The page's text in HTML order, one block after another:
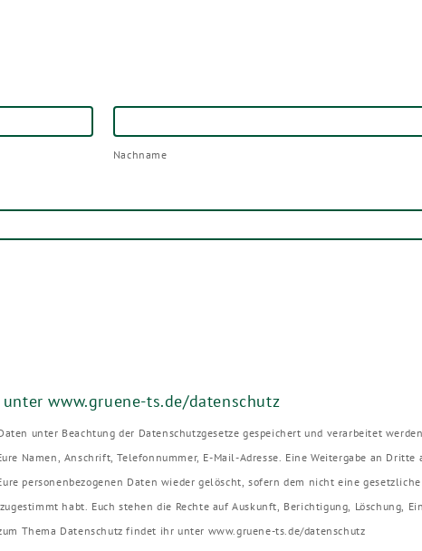
Nachname
www.gruene-ts.de/datenschutz
unter Beachtung der Datenschutzgesetze gespeichert und verarbeitet
Namen, Anschrift, Telefonnummer, E-Mail-Adresse. Eine Weitergabe an Dritte
personenbezogenen Daten wieder gelöscht, sofern dem nicht eine
habt. Euch stehen die Rechte auf Auskunft, Berichtigung, Löschung,
Thema Datenschutz findet ihr unter www.gruene-ts.de/datenschutz